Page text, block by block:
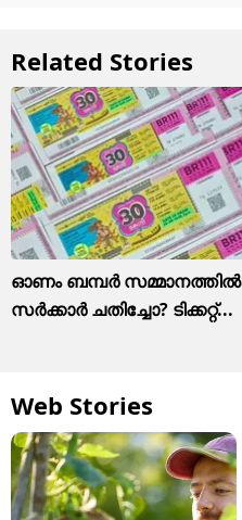
Related Stories
ഓണം ബമ്പര്‍ സമ്മാനത്തില്‍
സര്‍ക്കാര്‍ ചതിച്ചോ? ടിക്കറ്റ്...
Web Stories